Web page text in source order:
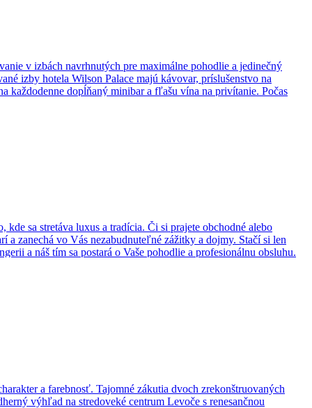
v izbách navrhnutých pre maximálne pohodlie a jedinečný
izby hotela Wilson Palace majú kávovar, príslušenstvo na
každodenne dopĺňaný minibar a fľašu vína na privítanie. Počas
bohatý raňajkový bufet, obedové menu a jedlá formou á la carte.
sa stretáva luxus a tradícia. Či si prajete obchodné alebo
a zanechá vo Vás nezabudnuteľné zážitky a dojmy. Stačí si len
a náš tím sa postará o Vaše pohodlie a profesionálnu obsluhu.
a farebnosť. Tajomné zákutia dvoch zrekonštruovaných
výhľad na stredoveké centrum Levoče s renesančnou